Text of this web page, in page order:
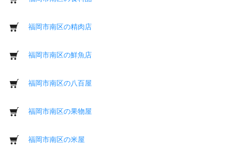
福岡市南区の精肉店
福岡市南区の鮮魚店
福岡市南区の八百屋
福岡市南区の果物屋
福岡市南区の米屋